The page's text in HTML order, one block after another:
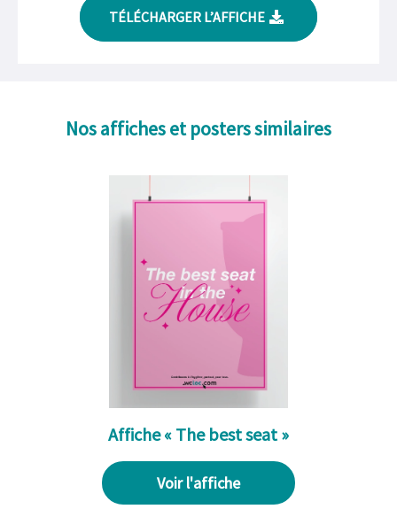
TÉLÉCHARGER L’AFFICHE
Nos affiches et posters similaires
Affiche « The best seat »
Voir l'affiche